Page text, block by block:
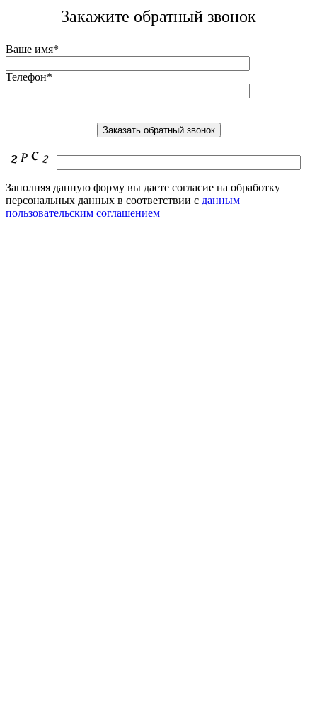
Закажите обратный звонок
Ваше имя*
Телефон*
Заполняя данную форму вы даете согласие на обработку
персональных данных в соответствии с данным
пользовательским соглашением